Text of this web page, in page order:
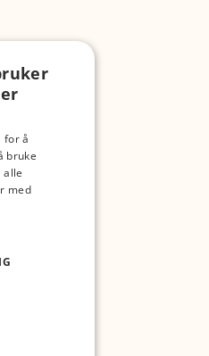
for å
bruke
alle
med